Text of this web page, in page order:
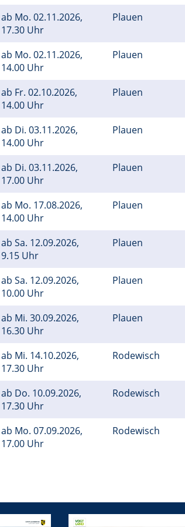
ab Mo. 02.11.2026,
17.30 Uhr
Plauen
ab Mo. 02.11.2026,
14.00 Uhr
Plauen
ab Fr. 02.10.2026,
14.00 Uhr
Plauen
ab Di. 03.11.2026,
14.00 Uhr
Plauen
ab Di. 03.11.2026,
17.00 Uhr
Plauen
ab Mo. 17.08.2026,
14.00 Uhr
Plauen
ab Sa. 12.09.2026,
9.15 Uhr
Plauen
ab Sa. 12.09.2026,
10.00 Uhr
Plauen
ab Mi. 30.09.2026,
16.30 Uhr
Plauen
ab Mi. 14.10.2026,
17.30 Uhr
Rodewisch
ab Do. 10.09.2026,
17.30 Uhr
Rodewisch
ab Mo. 07.09.2026,
17.00 Uhr
Rodewisch